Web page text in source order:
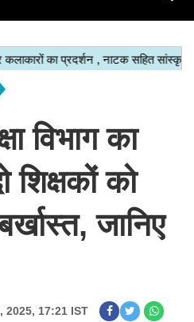
विभाग का
शिक्षकों को
जानिए
2025, 17:21 IST